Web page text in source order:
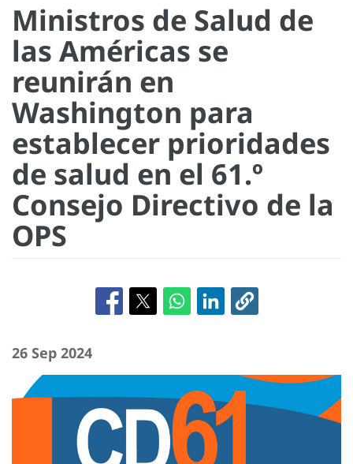
Ministros de Salud de
las Américas se
reunirán en
Washington para
establecer prioridades
de salud en el 61.º
Consejo Directivo de la
OPS
26 Sep 2024